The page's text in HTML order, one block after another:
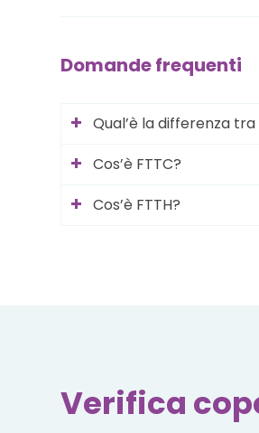
Domande frequenti
Qual’è la differenza
Cos’è FTTC?
Cos’è FTTH?
Verifica